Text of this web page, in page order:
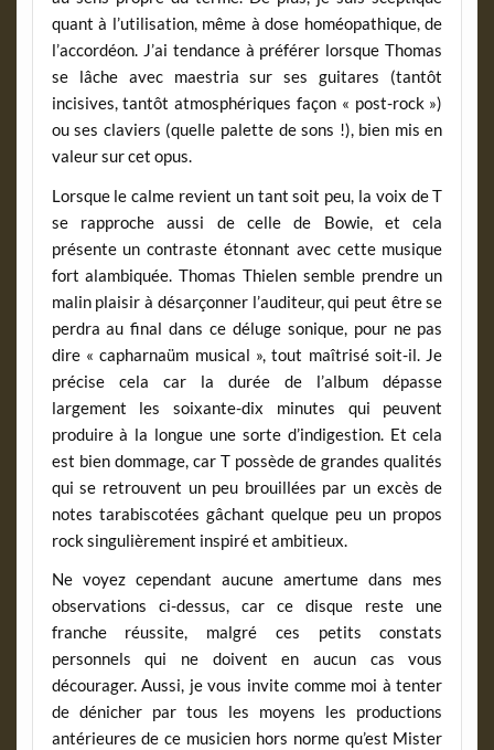
quant à l’utilisation, même à dose homéopathique, de
l’accordéon. J’ai tendance à préférer lorsque Thomas
se lâche avec maestria sur ses guitares (tantôt
incisives, tantôt atmosphériques façon « post-rock »)
ou ses claviers (quelle palette de sons !), bien mis en
valeur sur cet opus.
Lorsque le calme revient un tant soit peu, la voix de T
se rapproche aussi de celle de Bowie, et cela
présente un contraste étonnant avec cette musique
fort alambiquée. Thomas Thielen semble prendre un
malin plaisir à désarçonner l’auditeur, qui peut être se
perdra au final dans ce déluge sonique, pour ne pas
dire « capharnaüm musical », tout maîtrisé soit-il. Je
précise cela car la durée de l’album dépasse
largement les soixante-dix minutes qui peuvent
produire à la longue une sorte d’indigestion. Et cela
est bien dommage, car T possède de grandes qualités
qui se retrouvent un peu brouillées par un excès de
notes tarabiscotées gâchant quelque peu un propos
rock singulièrement inspiré et ambitieux.
Ne voyez cependant aucune amertume dans mes
observations ci-dessus, car ce disque reste une
franche réussite, malgré ces petits constats
personnels qui ne doivent en aucun cas vous
décourager. Aussi, je vous invite comme moi à tenter
de dénicher par tous les moyens les productions
antérieures de ce musicien hors norme qu’est Mister